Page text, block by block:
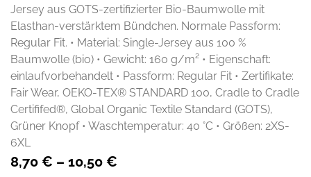
Jersey aus GOTS-zertifizierter Bio-Baumwolle mit
Elasthan-verstärktem Bündchen. Normale Passform:
Regular Fit. • Material: Single-Jersey aus 100 %
Baumwolle (bio) • Gewicht: 160 g/m² • Eigenschaft:
einlaufvorbehandelt • Passform: Regular Fit • Zertifikate:
Fair Wear, OEKO-TEX® STANDARD 100, Cradle to Cradle
Certififed®, Global Organic Textile Standard (GOTS),
Grüner Knopf • Waschtemperatur: 40 °C • Größen: 2XS-
6XL
8,70 € – 10,50 €